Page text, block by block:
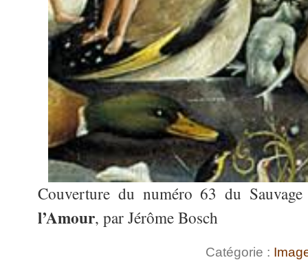
Couverture du numéro 63 du
l’Amour, par Jérôme Bosch
Catégorie :